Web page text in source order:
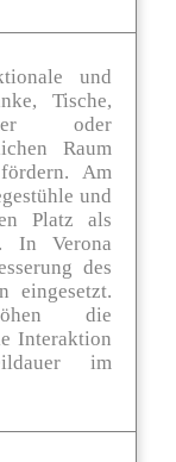
und
Tische,
oder
Raum
Am
und
Platz als
In Verona
des
eingesetzt.
die
Interaktion
im